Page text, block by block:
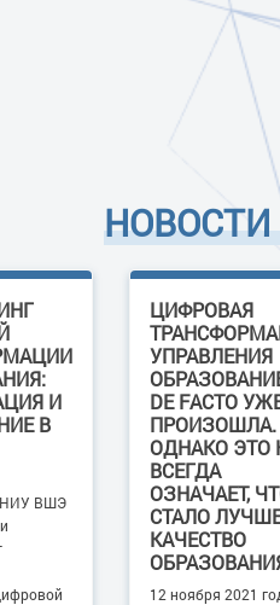
НОВОСТИ
И
В
НИУ ВШЭ
ЦИФРОВАЯ
УПРАВЛЕНИЯ
DE FACTO
ПРОИЗОШЛА.
ОДНАКО ЭТО
ВСЕГДА
ОЗНАЧАЕТ,
СТАЛО
КАЧЕСТВО
12 ноября 2021